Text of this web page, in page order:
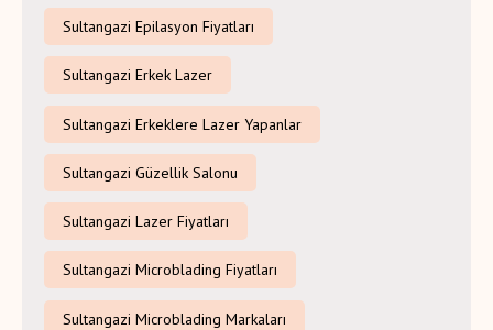
Sultangazi Epilasyon Fiyatları
Sultangazi Erkek Lazer
Sultangazi Erkeklere Lazer Yapanlar
Sultangazi Güzellik Salonu
Sultangazi Lazer Fiyatları
Sultangazi Microblading Fiyatları
Sultangazi Microblading Markaları